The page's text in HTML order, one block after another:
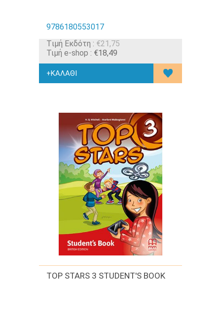
9786180553017
Tιμή Εκδότη : €21,75
Τιμή e-shop : €18,49
TOP STARS 3 STUDENT'S BOOK